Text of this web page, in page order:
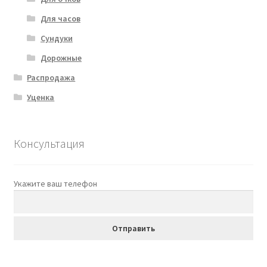
Для часов
Сундуки
Дорожные
Распродажа
Уценка
Консультация
Укажите ваш телефон